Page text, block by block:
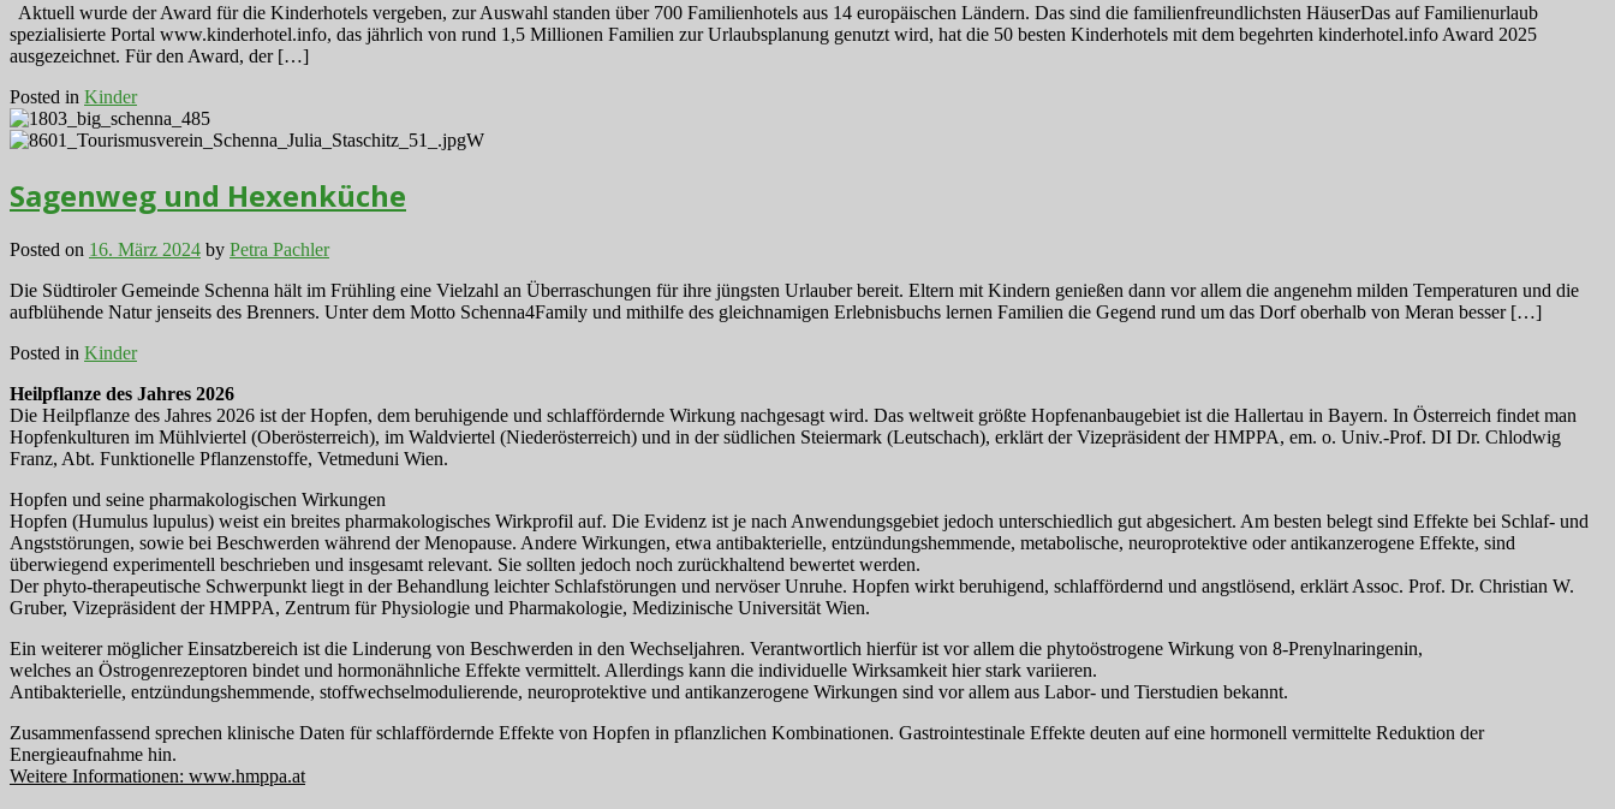
Aktuell wurde der Award für die Kinderhotels vergeben, zur Auswahl standen über 700 Familienhotels aus 14 europäischen Ländern. Das sind die familienfreundlichsten HäuserDas auf Familienurlaub
spezialisierte Portal www.kinderhotel.info, das jährlich von rund 1,5 Millionen Familien zur Urlaubsplanung genutzt wird, hat die 50 besten Kinderhotels mit dem begehrten kinderhotel.info Award 2025
ausgezeichnet. Für den Award, der […]
Posted in Kinder
Sagenweg und Hexenküche
Posted on 16. März 2024 by Petra Pachler
Die Südtiroler Gemeinde Schenna hält im Frühling eine Vielzahl an Überraschungen für ihre jüngsten Urlauber bereit. Eltern mit Kindern genießen dann vor allem die angenehm milden Temperaturen und die
aufblühende Natur jenseits des Brenners. Unter dem Motto Schenna4Family und mithilfe des gleichnamigen Erlebnisbuchs lernen Familien die Gegend rund um das Dorf oberhalb von Meran besser […]
Posted in Kinder
Heilpflanze des Jahres 2026
Die Heilpflanze des Jahres 2026 ist der Hopfen, dem beruhigende und schlaffördernde Wirkung nachgesagt wird. Das weltweit größte Hopfenanbaugebiet ist die Hallertau in Bayern. In Österreich findet man
Hopfenkulturen im Mühlviertel (Oberösterreich), im Waldviertel (Niederösterreich) und in der südlichen Steiermark (Leutschach), erklärt der Vizepräsident der HMPPA, em. o. Univ.-Prof. DI Dr. Chlodwig
Franz, Abt. Funktionelle Pflanzenstoffe, Vetmeduni Wien.
Hopfen und seine pharmakologischen Wirkungen
Hopfen (Humulus lupulus) weist ein breites pharmakologisches Wirkprofil auf. Die Evidenz ist je nach Anwendungsgebiet jedoch unterschiedlich gut abgesichert. Am besten belegt sind Effekte bei Schlaf- und
Angststörungen, sowie bei Beschwerden während der Menopause. Andere Wirkungen, etwa antibakterielle, entzündungshemmende, metabolische, neuroprotektive oder antikanzerogene Effekte, sind
überwiegend experimentell beschrieben und insgesamt relevant. Sie sollten jedoch noch zurückhaltend bewertet werden.
Der phyto-therapeutische Schwerpunkt liegt in der Behandlung leichter Schlafstörungen und nervöser Unruhe. Hopfen wirkt beruhigend, schlaffördernd und angstlösend, erklärt Assoc. Prof. Dr. Christian W.
Gruber, Vizepräsident der HMPPA, Zentrum für Physiologie und Pharmakologie, Medizinische Universität Wien.
Ein weiterer möglicher Einsatzbereich ist die Linderung von Beschwerden in den Wechseljahren. Verantwortlich hierfür ist vor allem die phytoöstrogene Wirkung von 8-Prenylnaringenin,
welches an Östrogenrezeptoren bindet und hormonähnliche Effekte vermittelt. Allerdings kann die individuelle Wirksamkeit hier stark variieren.
Antibakterielle, entzündungshemmende, stoffwechselmodulierende, neuroprotektive und antikanzerogene Wirkungen sind vor allem aus Labor- und Tierstudien bekannt.
Zusammenfassend sprechen klinische Daten für schlaffördernde Effekte von Hopfen in pflanzlichen Kombinationen. Gastrointestinale Effekte deuten auf eine hormonell vermittelte Reduktion der
Energieaufnahme hin.
Weitere Informationen: www.hmppa.at